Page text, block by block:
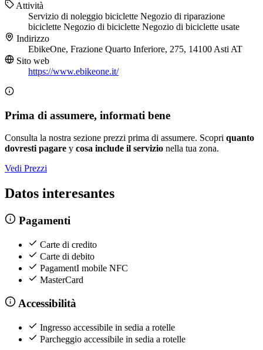
Attività
Servizio di noleggio biciclette Negozio di riparazione
biciclette Negozio di biciclette Negozio di biciclette usate
Indirizzo
EbikeOne, Frazione Quarto Inferiore, 275, 14100 Asti AT
Sito web
https://www.ebikeone.it/
Prima di assumere, informati bene
Consulta la nostra sezione prezzi prima di assumere. Scopri quanto
dovresti pagare y cosa include il servizio nella tua zona.
Vedi Prezzi
Datos interesantes
Pagamenti
Carte di credito
Carte di debito
PagamentI mobile NFC
MasterCard
Accessibilità
Ingresso accessibile in sedia a rotelle
Parcheggio accessibile in sedia a rotelle